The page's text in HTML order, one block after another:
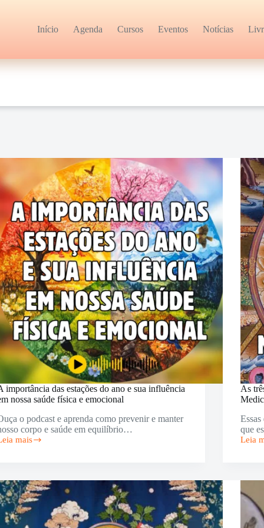
Início Agenda Cursos Eventos Notícias
importância das estações do ano e sua influência
nossa saúde física e emocional
o podcast e aprenda como prevenir e manter
corpo e saúde em equilíbrio…
mais
As
que
Leia
As
de
acordo
a